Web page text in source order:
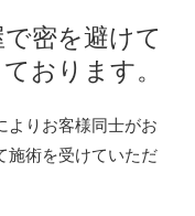
密を避けて
おります。
よりお客様同士がお
施術を受けていただ